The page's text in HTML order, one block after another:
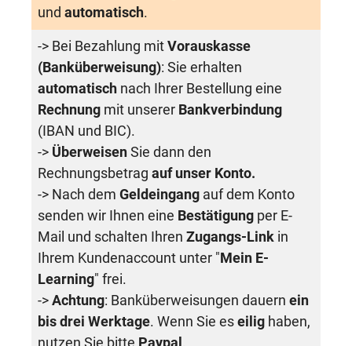
und automatisch.
-> Bei Bezahlung mit Vorauskasse
(Banküberweisung): Sie erhalten
automatisch nach Ihrer Bestellung eine
Rechnung mit unserer Bankverbindung
(IBAN und BIC).
-> Überweisen Sie dann den
Rechnungsbetrag auf unser Konto.
-> Nach dem Geldeingang auf dem Konto
senden wir Ihnen eine Bestätigung per E-
Mail und schalten Ihren Zugangs-Link in
Ihrem Kundenaccount unter " Mein E-
Learning" frei.
-> Achtung: Banküberweisungen dauern ein
bis drei Werktage. Wenn Sie es eilig haben,
nutzen Sie bitte Paypal .